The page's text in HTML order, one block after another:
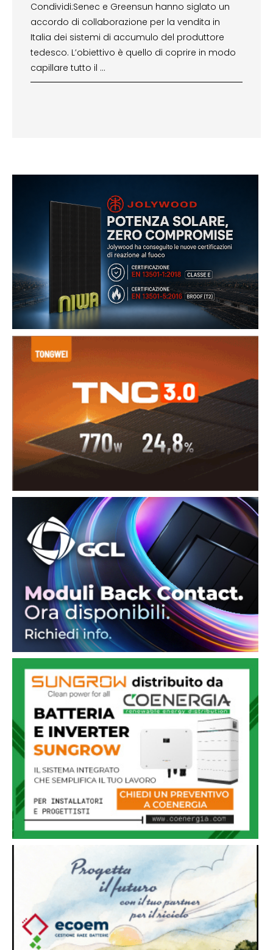
Condividi:Senec e Greensun hanno siglato un
accordo di collaborazione per la vendita in
Italia dei sistemi di accumulo del produttore
tedesco. L’obiettivo è quello di coprire in modo
capillare tutto il …